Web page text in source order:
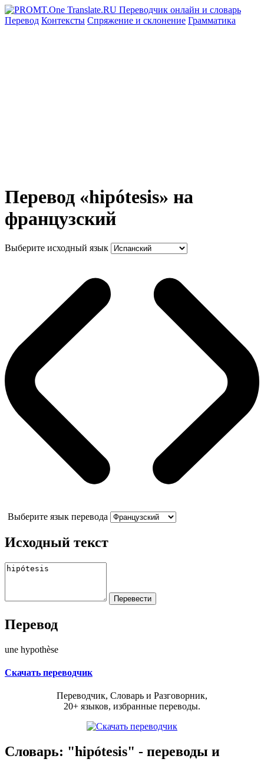
Перевод Контексты Спряжение и склонение Грамматика
Перевод «hipótesis» на
французский
Выберите исходный язык
Выберите язык перевода
Исходный текст
Перевод
une hypothèse
Скачать переводчик
Переводчик, Словарь и Разговорник,
20+ языков, избранные переводы.
Словарь: "hipótesis" - переводы и